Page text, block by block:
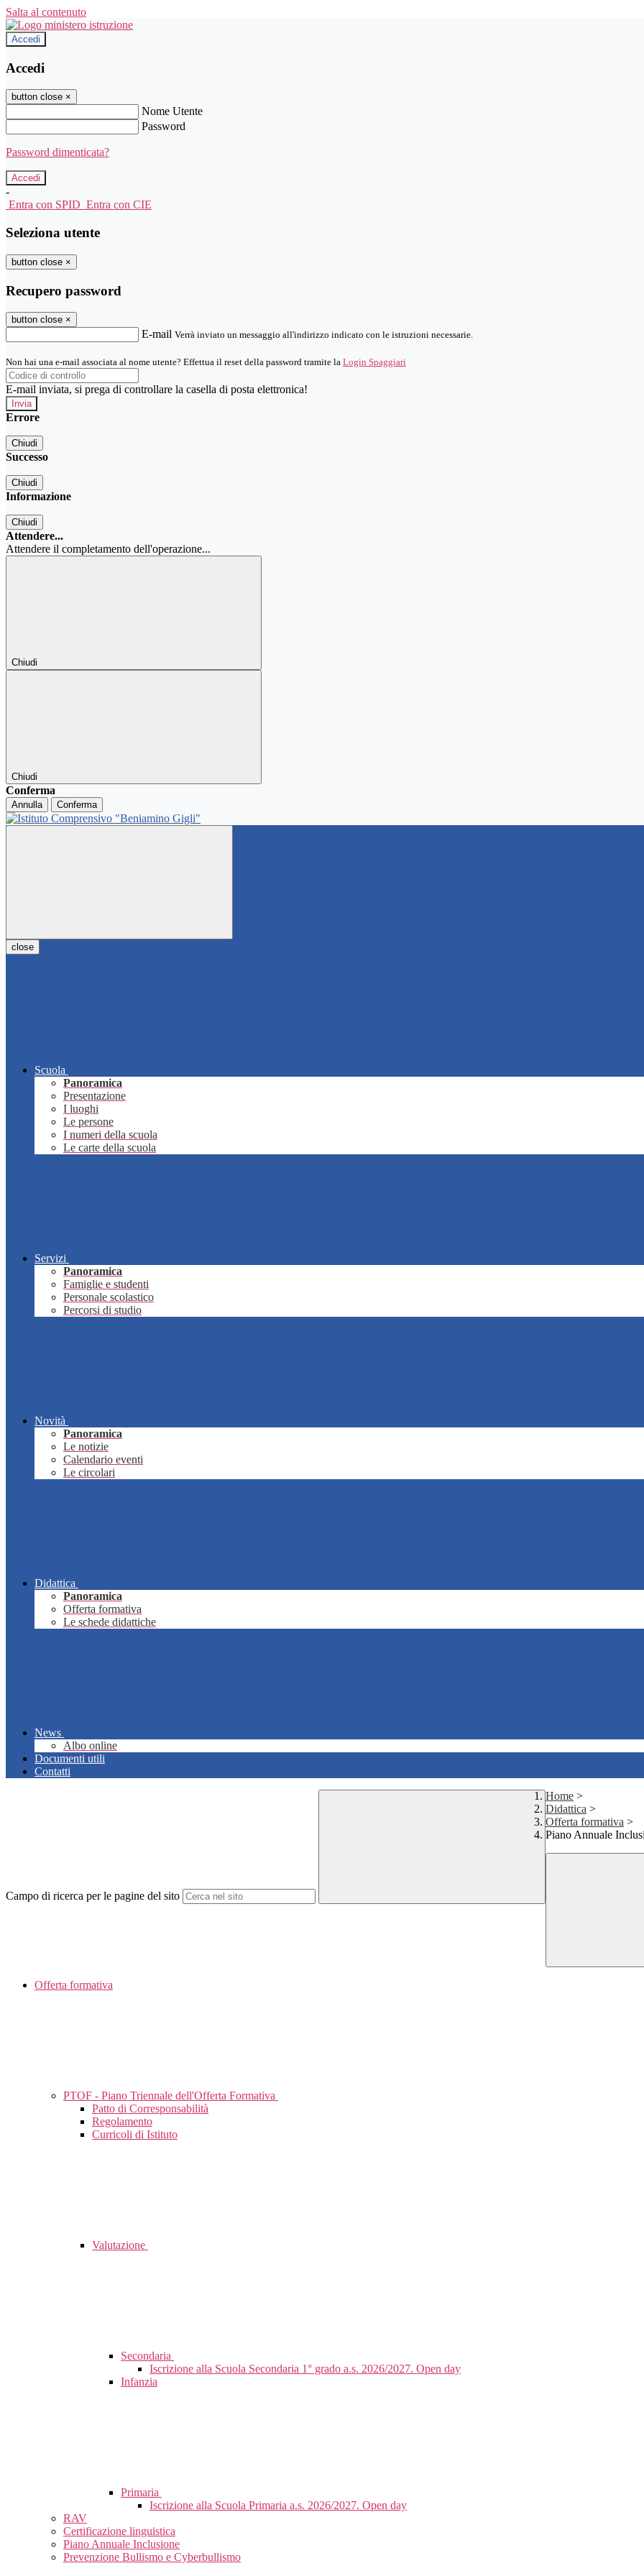
Salta al contenuto
Accedi
Accedi
button close ×
Nome Utente
Password
Password dimenticata?
-
Entra con SPID Entra con CIE
Seleziona utente
button close ×
Recupero password
button close ×
E-mail Verrà inviato un messaggio all'indirizzo indicato con le istruzioni necessarie.
Non hai una e-mail associata al nome utente? Effettua il reset della password tramite la Login Spaggiari
E-mail inviata, si prega di controllare la casella di posta elettronica!
Errore
Chiudi
Successo
Chiudi
Informazione
Chiudi
Attendere...
Attendere il completamento dell'operazione...
Chiudi
Chiudi
Conferma
Annulla Conferma
close
Scuola
Panoramica
Presentazione
I luoghi
Le persone
I numeri della scuola
Le carte della scuola
Servizi
Panoramica
Famiglie e studenti
Personale scolastico
Percorsi di studio
Novità
Panoramica
Le notizie
Calendario eventi
Le circolari
Didattica
Panoramica
Offerta formativa
Le schede didattiche
News
Albo online
Documenti utili
Contatti
Campo di ricerca per le pagine del sito
Home >
Didattica >
Offerta formativa >
Piano Annuale
Offerta formativa
PTOF - Piano Triennale dell'Offerta Formativa
Patto di Corresponsabilità
Regolamento
Curricoli di Istituto
Valutazione
Secondaria
Iscrizione alla Scuola Secondaria 1° grado a.s. 2026/2027. Open day
Infanzia
Primaria
Iscrizione alla Scuola Primaria a.s. 2026/2027. Open day
RAV
Certificazione linguistica
Piano Annuale Inclusione
Prevenzione Bullismo e Cyberbullismo